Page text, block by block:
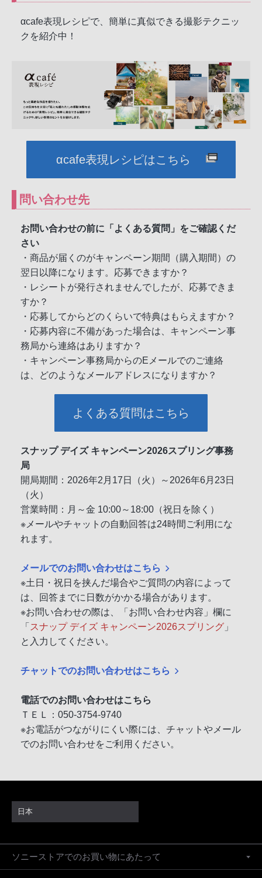
αcafe表現レシピで、簡単に真似できる撮影テクニッ
クを紹介中！
αcafe表現レシピはこちら
問い合わせ先
お問い合わせの前に「よくある質問」をご確認くだ
さい
・商品が届くのがキャンペーン期間（購入期間）の
翌日以降になります。応募できますか？
・レシートが発行されませんでしたが、応募できま
すか？
・応募してからどのくらいで特典はもらえますか？
・応募内容に不備があった場合は、キャンペーン事
務局から連絡はありますか？
・キャンペーン事務局からのEメールでのご連絡
は、どのようなメールアドレスになりますか？
よくある質問はこちら
スナップ デイズ キャンペーン2026スプリング事務
局
開局期間：2026年2月17日（火）～2026年6月23日
（火）
営業時間：月～金 10:00～18:00（祝日を除く）
※メールやチャットの自動回答は24時間ご利用にな
れます。
メールでのお問い合わせはこちら
※土日・祝日を挟んだ場合やご質問の内容によって
は、回答までに日数がかかる場合があります。
※お問い合わせの際は、「お問い合わせ内容」欄に
「 スナップ デイズ キャンペーン2026スプリング 」
と入力してください。
チャットでのお問い合わせはこちら
電話でのお問い合わせはこちら
ＴＥＬ：050-3754-9740
※お電話がつながりにくい際には、チャットやメール
でのお問い合わせをご利用ください。
日本
ソニーストアでのお買い物にあたって